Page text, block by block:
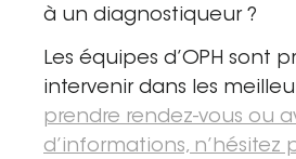
à un diagnostiqueur ?
Les équipes d’OPH sont
intervenir dans les
prendre rendez-vous ou
d’informations, n’hésitez